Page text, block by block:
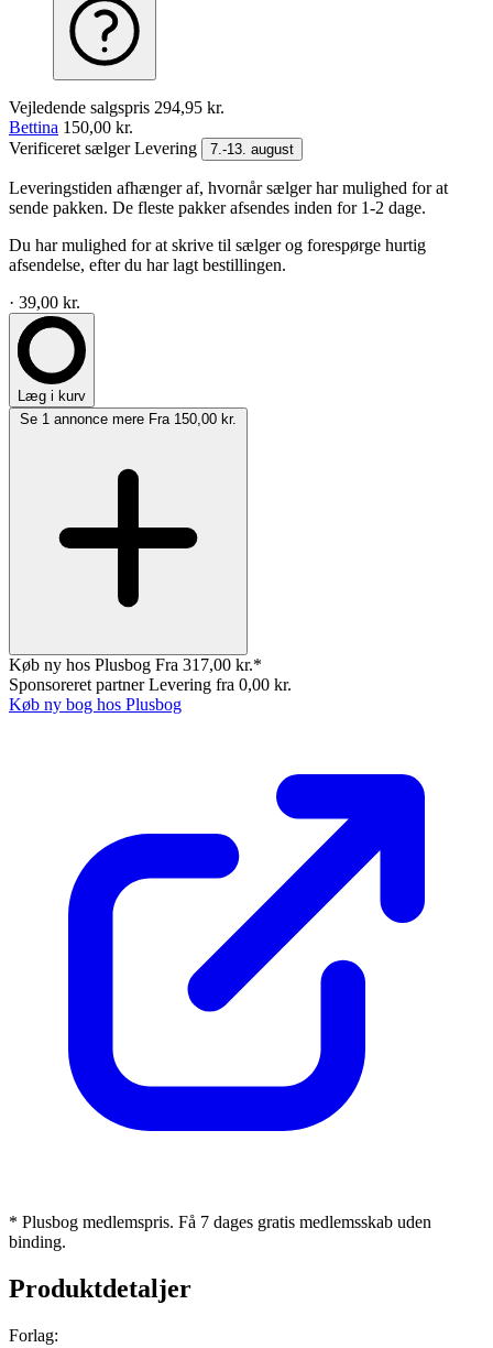
Vejledende salgspris 294,95 kr.
Bettina 150,00 kr.
Verificeret sælgerLevering 7.-13. august
Leveringstiden afhænger af, hvornår sælger har mulighed for at
sende pakken. De fleste pakker afsendes inden for 1-2 dage.
Du har mulighed for at skrive til sælger og forespørge hurtig
afsendelse, efter du har lagt bestillingen.
· 39,00 kr.
Læg i kurv
Se 1 annonce mere Fra 150,00 kr.
Køb ny hos Plusbog Fra 317,00 kr.*
Sponsoreret partnerLevering fra 0,00 kr.
Køb ny bog hos Plusbog
* Plusbog medlemspris. Få 7 dages gratis medlemsskab uden
binding.
Produktdetaljer
Forlag: